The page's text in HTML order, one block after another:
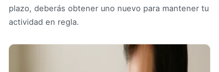
plazo, deberás obtener uno nuevo para mantener tu
actividad en regla.